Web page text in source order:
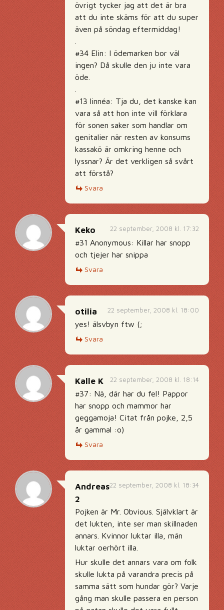
övrigt tycker jag att det är bra
att du inte skäms för att du super
även på söndag eftermiddag!
#34 Elin: I ödemarken bor väl
ingen? Då skulle den ju inte vara
öde.
#13 linnéa: Tja du, det kanske kan
vara så att hon inte vill förklara
för sonen saker som handlar om
genitalier när resten av konsums
kassakö är omkring henne och
lyssnar? Är det verkligen så svårt
att förstå?
Svara
22 september, 2008 kl. 17:32
Keko
#31 Anonymous: Killar har snopp
och tjejer har snippa
Svara
22 september, 2008 kl. 18:00
otilia
yes! älsvbyn ftw (;
Svara
22 september, 2008 kl. 18:14
Kalle K
#37: Nä, där har du fel! Pappor
har snopp och mammor har
geggamoja! Citat från pojke, 2,5
år gammal :o)
Svara
22 september, 2008 kl. 18:34
Andreas
2
Pojken är Mr. Obvious. Självklart är
det lukten, inte ser man skillnaden
annars. Kvinnor luktar illa, män
luktar oerhört illa.
Hur skulle det annars vara om folk
skulle lukta på varandra precis på
samma sätt som hundar gör? Varje
gång man skulle passera en person